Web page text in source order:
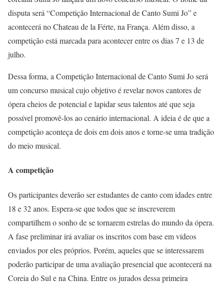
disputa será “Competição Internacional de Canto Sumi Jo” e
acontecerá no Chateau de la Férte, na França. Além disso, a
competição está marcada para acontecer entre os dias 7 e 13 de
julho.
Dessa forma, a Competição Internacional de Canto Sumi Jo será
um concurso musical cujo objetivo é revelar novos cantores de
ópera cheios de potencial e lapidar seus talentos até que seja
possível promovê-los ao cenário internacional. A ideia é de que a
competição aconteça de dois em dois anos e torne-se uma tradição
do meio musical.
A competição
Os participantes deverão ser estudantes de canto com idades entre
18 e 32 anos. Espera-se que todos que se inscreverem
compartilhem o sonho de se tornarem estrelas do mundo da ópera.
A fase preliminar irá avaliar os inscritos com base em vídeos
enviados por eles próprios. Porém, aqueles que se interessarem
poderão participar de uma avaliação presencial que acontecerá na
Coreia do Sul e na China. Entre os jurados dessa primeira